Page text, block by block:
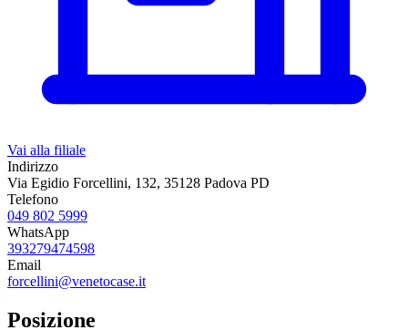
Vai alla filiale
Indirizzo
Via Egidio Forcellini, 132, 35128 Padova PD
Telefono
049 802 5999
WhatsApp
393279474598
Email
forcellini@venetocase.it
Posizione